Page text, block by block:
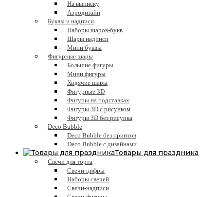
На выписку
Аэродизайн
Буквы и надписи
Наборы шаров-букв
Шары надписи
Мини буквы
Фигурные шары
Большие фигуры
Мини фигуры
Ходячие шары
Фигурные 3D
Фигуры на подставках
Фигуры 3D с рисунком
Фигуры 3D без рисунка
Deco Bubble
Deco Bubble без принтов
Deco Bubble с дизайнами
Товары для праздника
Свечи для торта
Свечи-цифры
Наборы свечей
Свечи-надписи